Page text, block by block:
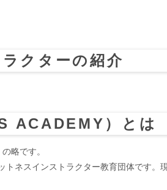
クターの紹介
ACADEMY）とは
略です。
ネスインストラクター教育団体です。